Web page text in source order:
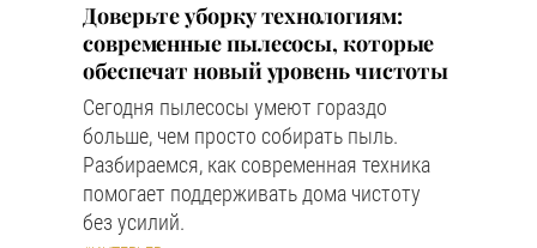
Доверьте уборку технологиям:
современные пылесосы, которые
обеспечат новый уровень чистоты
Сегодня пылесосы умеют гораздо
больше, чем просто собирать пыль.
Разбираемся, как современная техника
помогает поддерживать дома чистоту
без усилий.